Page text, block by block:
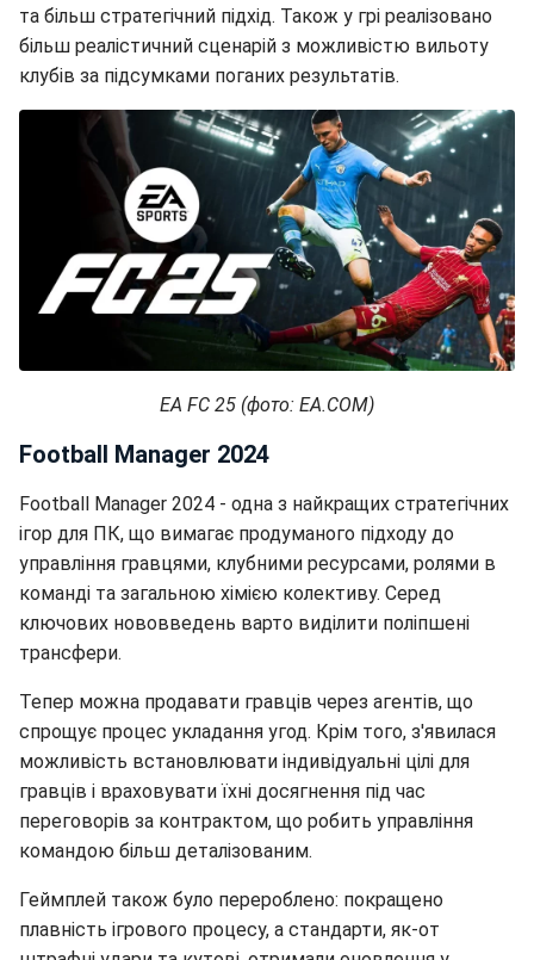
та більш стратегічний підхід. Також у грі реалізовано
більш реалістичний сценарій з можливістю вильоту
клубів за підсумками поганих результатів.
EA FC 25 (фото: EA.COM)
Football Manager 2024
Football Manager 2024 - одна з найкращих стратегічних
ігор для ПК, що вимагає продуманого підходу до
управління гравцями, клубними ресурсами, ролями в
команді та загальною хімією колективу. Серед
ключових нововведень варто виділити поліпшені
трансфери.
Тепер можна продавати гравців через агентів, що
спрощує процес укладання угод. Крім того, з'явилася
можливість встановлювати індивідуальні цілі для
гравців і враховувати їхні досягнення під час
переговорів за контрактом, що робить управління
командою більш деталізованим.
Геймплей також було перероблено: покращено
плавність ігрового процесу, а стандарти, як-от